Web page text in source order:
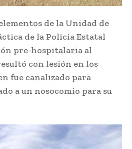
de la Unidad de
de la Policía Estatal
pre-hospitalaria al
con lesión en los
fue canalizado para
a un nosocomio para su